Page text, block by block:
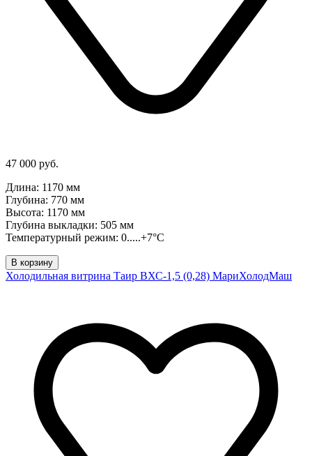
47 000 руб.
Длина: 1170 мм
Глубина: 770 мм
Высота: 1170 мм
Глубина выкладки: 505 мм
Температурный режим: 0.....+7°C
В корзину
Холодильная витрина Таир ВХС-1,5 (0,28) МариХолодМаш